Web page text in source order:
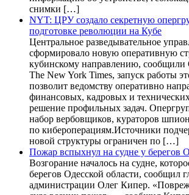
снимки […]
NYT: ЦРУ создало секретную
подготовке революции на Кубе
Центральное разведывательное
сформировало новую оперативную
кубинскому направлению,
The New York Times, запуск работы
позволит ведомству оперативно
финансовых, кадровых и
решение профильных задач.
набор вербовщиков, кураторов
по кибероперациям.Источники
новой структуры ограничен по […]
Пожар вспыхнул на судне у берегов
Возгорание началось на судне,
берегов Одесской области, сообщил
администрации Олег Кипер.